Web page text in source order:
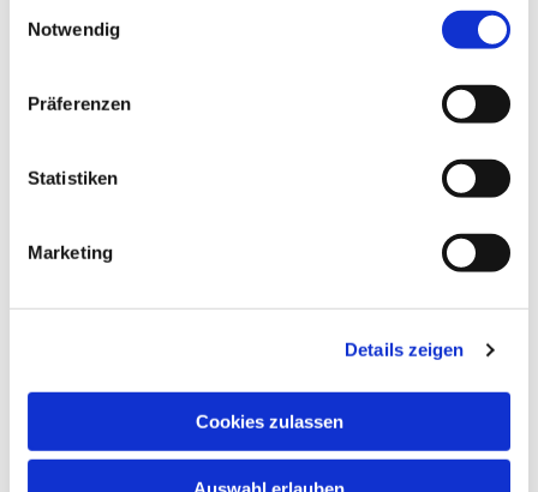
Notwendig
Präferenzen
Statistiken
Marketing
Details zeigen
Cookies zulassen